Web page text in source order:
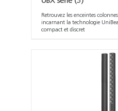
Retrouvez les enceintes
incarnant la technologie
compact et discret